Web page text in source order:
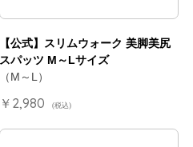
【公式】スリムウォーク 美脚美尻
スパッツ M～Lサイズ
（M～L）
￥2,980 (税込)